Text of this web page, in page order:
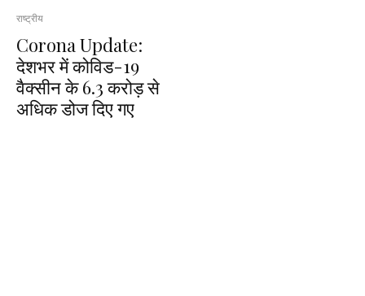
राष्ट्रीय
Corona Update:
देशभर में कोविड-19
वैक्सीन के 6.3 करोड़ से
अधिक डोज दिए गए